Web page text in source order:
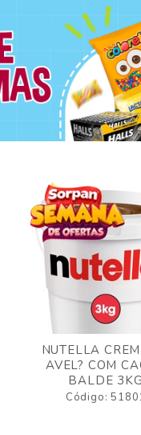
NUTELLA
AVEL? COM
BALDE 3KG
Código: